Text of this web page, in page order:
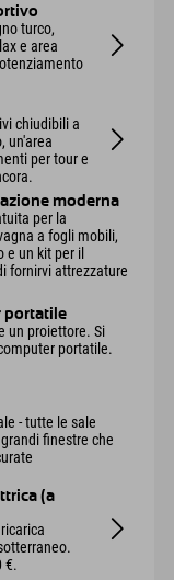
turco,
e area
chiudibili a
un'area
per tour e
moderna
per la
a fogli mobili,
e un kit per il
fornirvi attrezzature
portatile
un proiettore. Si
portatile.
- tutte le sale
finestre che
(a
€.